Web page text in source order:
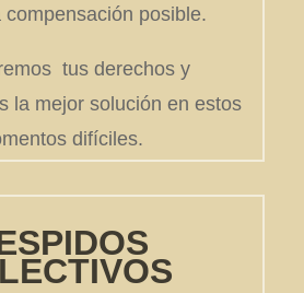
compensación posible.
tus derechos y
la mejor solución en estos
difíciles.